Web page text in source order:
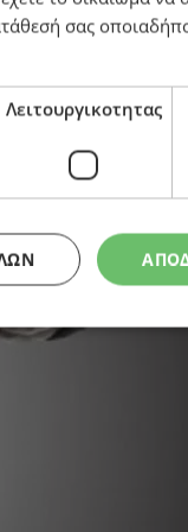
το
σας
Λειτουργικοτητας